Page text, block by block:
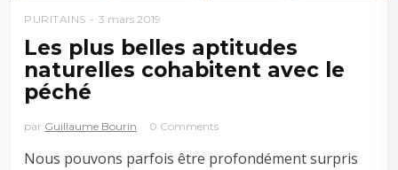
PURITAINS 3 mars 2019
Les plus belles aptitudes
naturelles cohabitent avec le
péché
par Guillaume Bourin 0 Comments
Nous pouvons parfois être profondément surpris